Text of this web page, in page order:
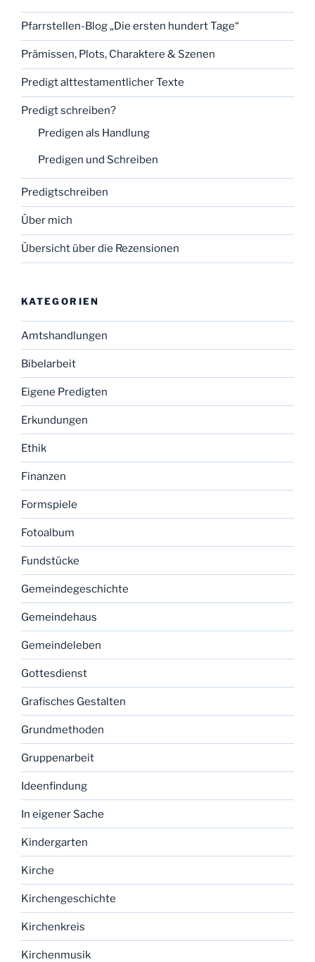
Pfarrstellen-Blog „Die ersten hundert Tage“
Prämissen, Plots, Charaktere & Szenen
Predigt alttestamentlicher Texte
Predigt schreiben?
Predigen als Handlung
Predigen und Schreiben
Predigtschreiben
Über mich
Übersicht über die Rezensionen
KATEGORIEN
Amtshandlungen
Bibelarbeit
Eigene Predigten
Erkundungen
Ethik
Finanzen
Formspiele
Fotoalbum
Fundstücke
Gemeindegeschichte
Gemeindehaus
Gemeindeleben
Gottesdienst
Grafisches Gestalten
Grundmethoden
Gruppenarbeit
Ideenfindung
In eigener Sache
Kindergarten
Kirche
Kirchengeschichte
Kirchenkreis
Kirchenmusik